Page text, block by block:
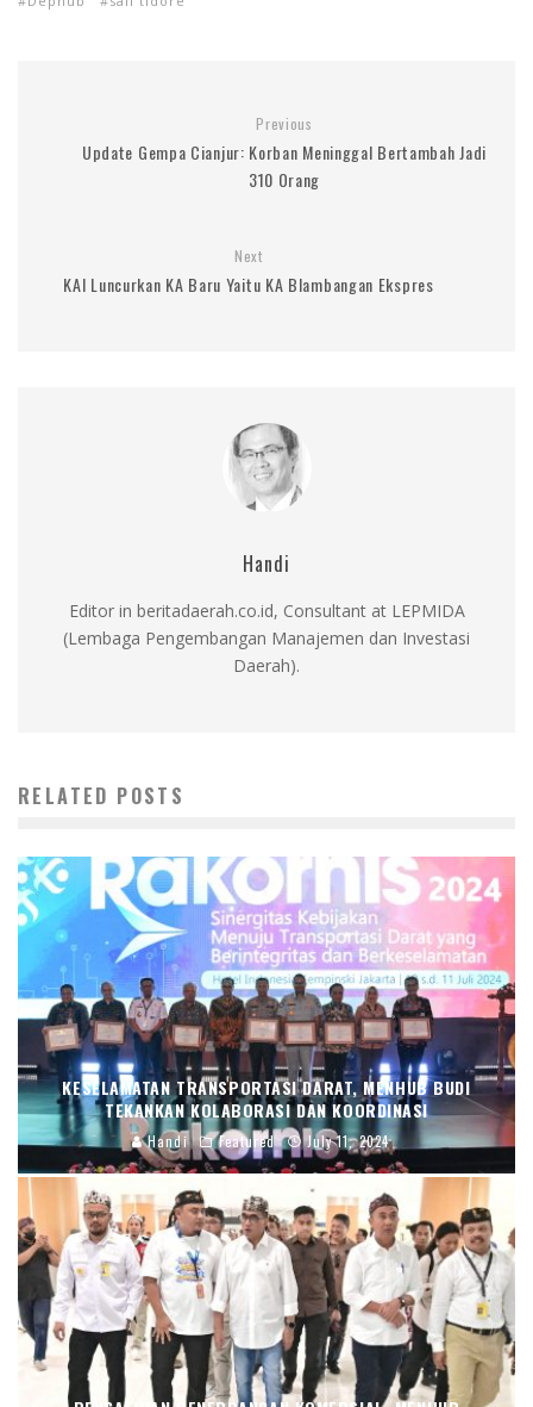
Previous
Update Gempa Cianjur: Korban Meninggal Bertambah Jadi
310 Orang
Next
KAI Luncurkan KA Baru Yaitu KA Blambangan Ekspres
Handi
Editor in beritadaerah.co.id, Consultant at LEPMIDA
(Lembaga Pengembangan Manajemen dan Investasi
Daerah).
RELATED POSTS
KESELAMATAN TRANSPORTASI DARAT, MENHUB BUDI
TEKANKAN KOLABORASI DAN KOORDINASI
Handi Featured July 11, 2024